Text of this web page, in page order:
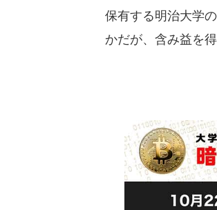
保有する明治大学
かだが、含み益を